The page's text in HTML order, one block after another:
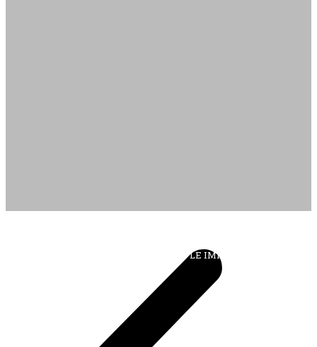
LA "VITA DELL'ISTITUTO" ATTRAVERSO LE IMMAGINI